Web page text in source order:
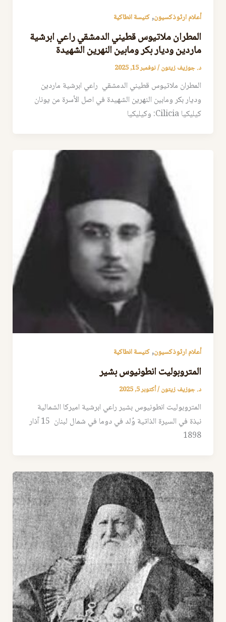
أعلام ارثوذكسيون,كنيسة انطاكية
المطران ملاتيوس قطيني الدمشقي راعي ابرشية
ماردين وديار بكر ومابين النهرين الشهيدة
د. جوزيف زيتون/نوفمبر 15, 2025
المطران ملاتيوس قطيني الدمشقي راعي ابرشية ماردين
وديار بكر ومابين النهرين الشهيدة في اصل الأسرة من يونان
كيليكيا Cilicia: وكيليكيا
أعلام ارثوذكسيون,كنيسة انطاكية
المتروبوليت انطونيوس بشير
د. جوزيف زيتون/أكتوبر 5, 2025
المتروبوليت انطونيوس بشير راعي ابرشية اميركا الشمالية
نبذة في السيرة الذاتية وُلد في دوما في شمال لبنان 15 آذار
1898